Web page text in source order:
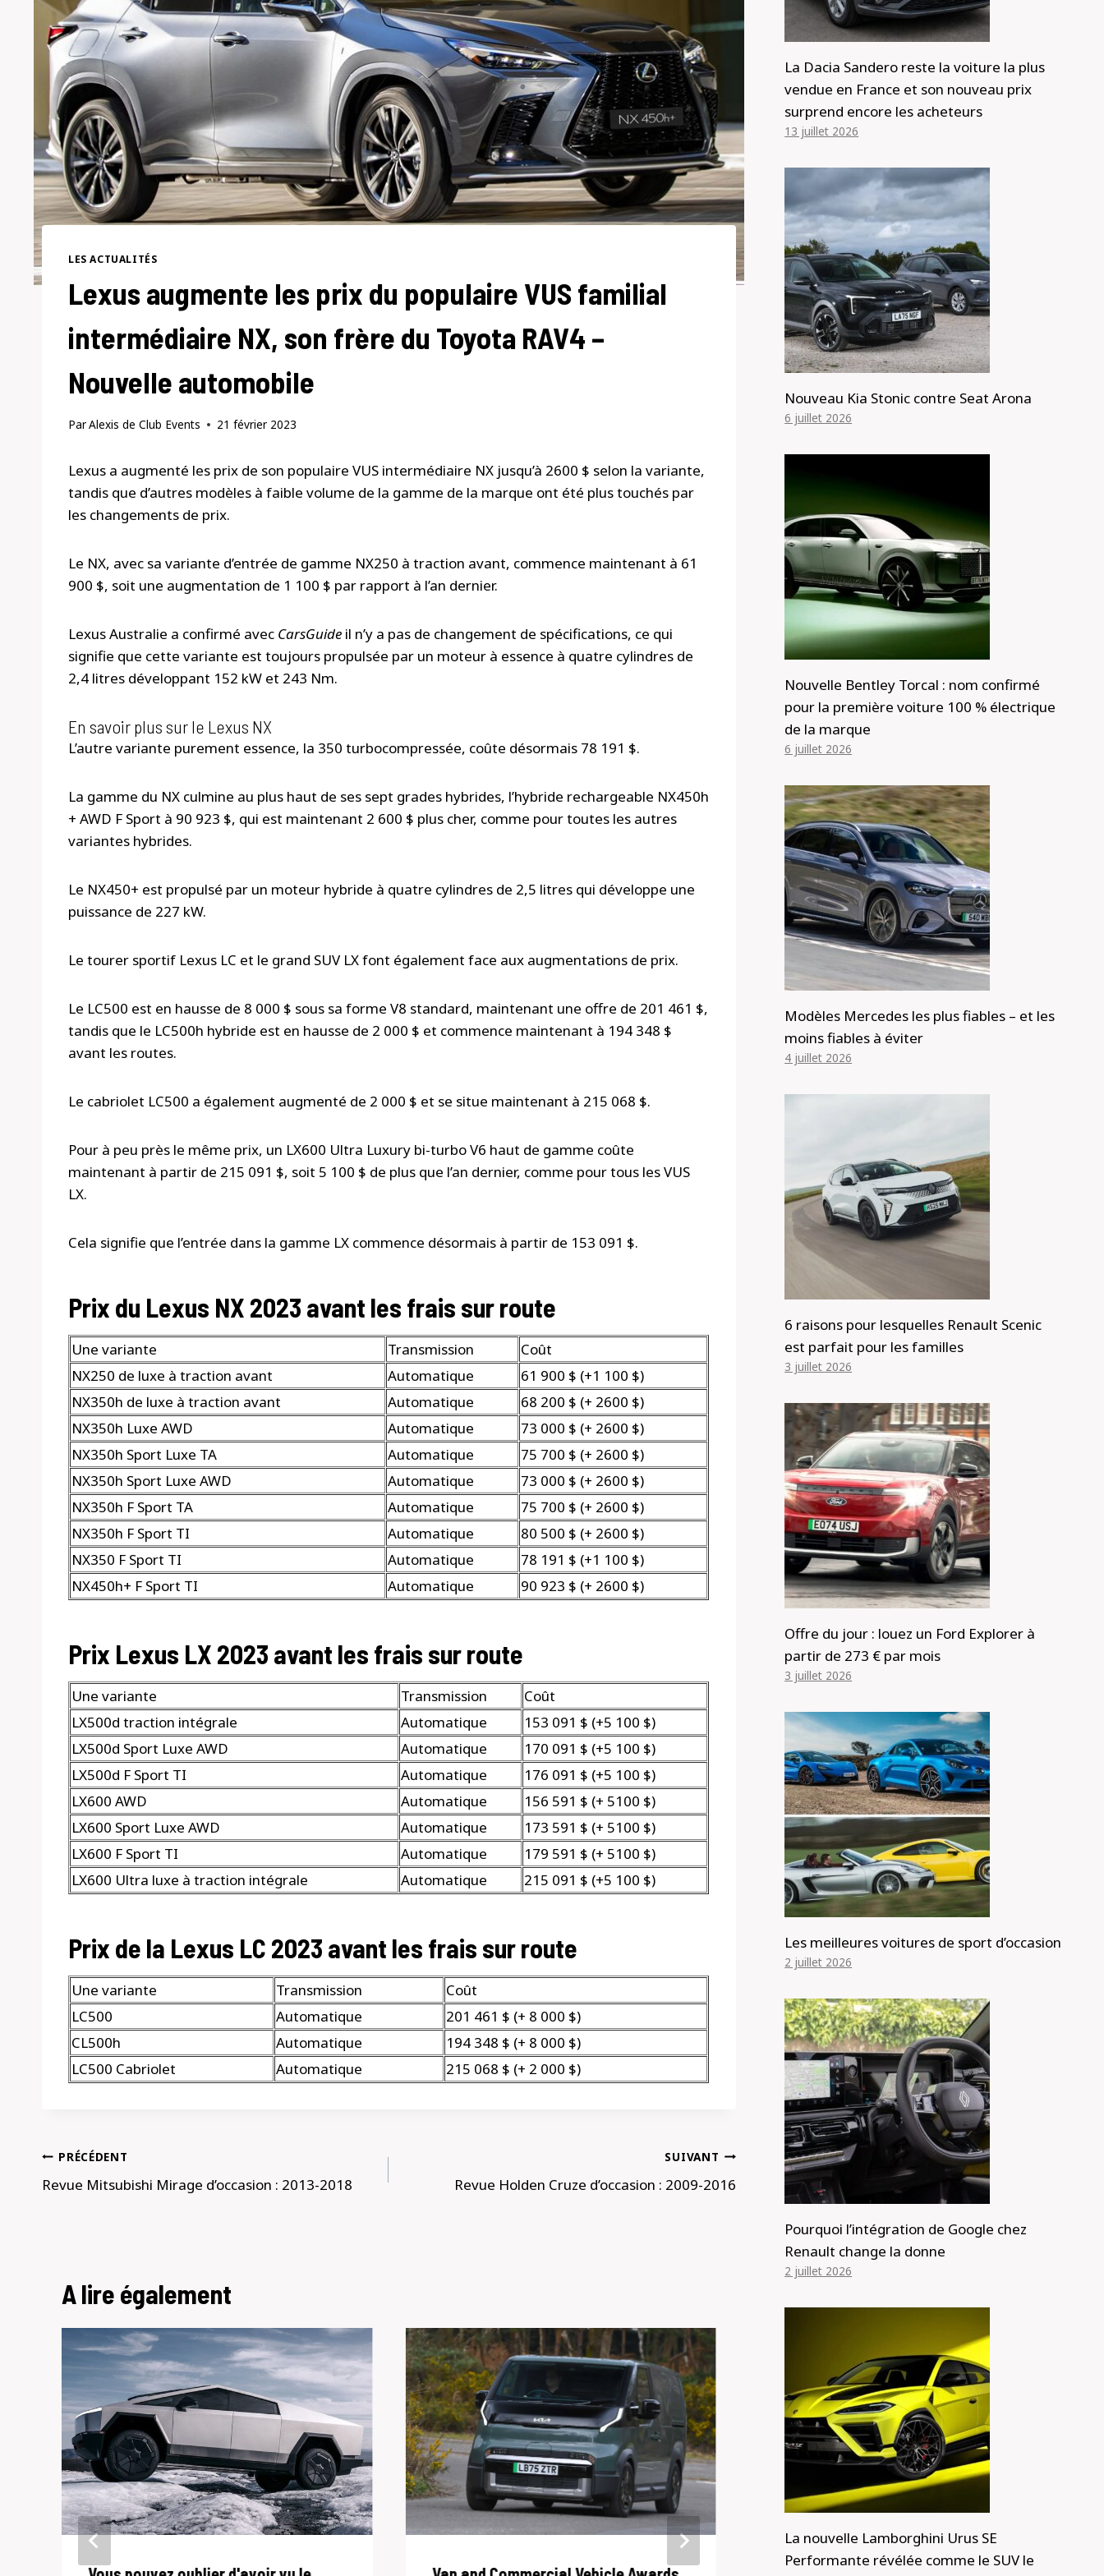
LES ACTUALITÉS
Lexus augmente les prix du populaire VUS familial
intermédiaire NX, son frère du Toyota RAV4 –
Nouvelle automobile
ParAlexis de Club Events 21 février 2023
Lexus a augmenté les prix de son populaire VUS intermédiaire NX jusqu’à 2600 $ selon la variante,
tandis que d’autres modèles à faible volume de la gamme de la marque ont été plus touchés par
les changements de prix.
Le NX, avec sa variante d’entrée de gamme NX250 à traction avant, commence maintenant à 61
900 $, soit une augmentation de 1 100 $ par rapport à l’an dernier.
Lexus Australie a confirmé avec CarsGuide il n’y a pas de changement de spécifications, ce qui
signifie que cette variante est toujours propulsée par un moteur à essence à quatre cylindres de
2,4 litres développant 152 kW et 243 Nm.
En savoir plus sur le Lexus NX
L’autre variante purement essence, la 350 turbocompressée, coûte désormais 78 191 $.
La gamme du NX culmine au plus haut de ses sept grades hybrides, l’hybride rechargeable NX450h
+ AWD F Sport à 90 923 $, qui est maintenant 2 600 $ plus cher, comme pour toutes les autres
variantes hybrides.
Le NX450+ est propulsé par un moteur hybride à quatre cylindres de 2,5 litres qui développe une
puissance de 227 kW.
Le tourer sportif Lexus LC et le grand SUV LX font également face aux augmentations de prix.
Le LC500 est en hausse de 8 000 $ sous sa forme V8 standard, maintenant une offre de 201 461 $,
tandis que le LC500h hybride est en hausse de 2 000 $ et commence maintenant à 194 348 $
avant les routes.
Le cabriolet LC500 a également augmenté de 2 000 $ et se situe maintenant à 215 068 $.
Pour à peu près le même prix, un LX600 Ultra Luxury bi-turbo V6 haut de gamme coûte
maintenant à partir de 215 091 $, soit 5 100 $ de plus que l’an dernier, comme pour tous les VUS
LX.
Cela signifie que l’entrée dans la gamme LX commence désormais à partir de 153 091 $.
Prix ​​du Lexus NX 2023 avant les frais sur route
Une variante Transmission
Coût
NX250 de luxe à traction avant
Automatique
61 900 $ (+1 100 $)
NX350h de luxe à traction avant
Automatique
68 200 $ (+ 2600 $)
NX350h Luxe AWD
Automatique
73 000 $ (+ 2600 $)
NX350h Sport Luxe TA
Automatique
75 700 $ (+ 2600 $)
NX350h Sport Luxe AWD
Automatique
73 000 $ (+ 2600 $)
NX350h F Sport TA
Automatique
75 700 $ (+ 2600 $)
NX350h F Sport TI
Automatique
80 500 $ (+ 2600 $)
NX350 F Sport TI
Automatique
78 191 $ (+1 100 $)
NX450h+ F Sport TI
Automatique 90 923 $ (+ 2600 $)
Prix ​​Lexus LX 2023 avant les frais sur route
Une variante Transmission
Coût
LX500d traction intégrale
Automatique
153 091 $ (+5 100 $)
LX500d Sport Luxe AWD
Automatique
170 091 $ (+5 100 $)
LX500d F Sport TI
Automatique
176 091 $ (+5 100 $)
LX600 AWD
Automatique
156 591 $ (+ 5100 $)
LX600 Sport Luxe AWD
Automatique
173 591 $ (+ 5100 $)
LX600 F Sport TI
Automatique
179 591 $ (+ 5100 $)
LX600 Ultra luxe à traction intégrale
Automatique 215 091 $ (+5 100 $)
Prix ​​de la Lexus LC 2023 avant les frais sur route
Une variante Transmission
Coût
LC500
Automatique
201 461 $ (+ 8 000 $)
CL500h
Automatique
194 348 $ (+ 8 000 $)
LC500 Cabriolet
Automatique 215 068 $ (+ 2 000 $)
Navigation
de
PRÉCÉDENT
Revue Mitsubishi Mirage d’occasion : 2013-2018
SUIVANT
Revue Holden Cruze d’occasion : 2009-2016
A lire également
La Dacia Sandero reste la voiture la plus
vendue en France et son nouveau prix
surprend encore les acheteurs
13 juillet 2026
Nouveau Kia Stonic contre Seat Arona
6 juillet 2026
Nouvelle Bentley Torcal : nom confirmé
pour la première voiture 100 % électrique
de la marque
6 juillet 2026
Modèles Mercedes les plus fiables – et les
moins fiables à éviter
4 juillet 2026
6 raisons pour lesquelles Renault Scenic
est parfait pour les familles
3 juillet 2026
Offre du jour : louez un Ford Explorer à
partir de 273 € par mois
3 juillet 2026
Les meilleures voitures de sport d’occasion
2 juillet 2026
Pourquoi l’intégration de Google chez
Renault change la donne
2 juillet 2026
La nouvelle Lamborghini Urus SE
Performante révélée comme le SUV le